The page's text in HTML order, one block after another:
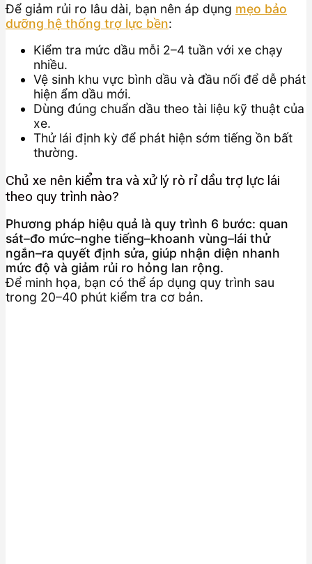
Để giảm rủi ro lâu dài, bạn nên áp dụng mẹo bảo
dưỡng hệ thống trợ lực bền:
Kiểm tra mức dầu mỗi 2–4 tuần với xe chạy
nhiều.
Vệ sinh khu vực bình dầu và đầu nối để dễ phát
hiện ẩm dầu mới.
Dùng đúng chuẩn dầu theo tài liệu kỹ thuật của
xe.
Thử lái định kỳ để phát hiện sớm tiếng ồn bất
thường.
Chủ xe nên kiểm tra và xử lý rò rỉ dầu trợ lực lái
theo quy trình nào?
Phương pháp hiệu quả là quy trình 6 bước: quan
sát–đo mức–nghe tiếng–khoanh vùng–lái thử
ngắn–ra quyết định sửa, giúp nhận diện nhanh
mức độ và giảm rủi ro hỏng lan rộng.
Để minh họa, bạn có thể áp dụng quy trình sau
trong 20–40 phút kiểm tra cơ bản.